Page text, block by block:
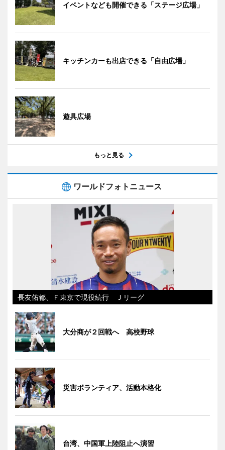
イベントなども開催できる「ステージ広場」
キッチンカーも出店できる「自由広場」
遊具広場
もっと見る
ワールドフォトニュース
長友佑都、Ｆ東京で現役続行 Ｊリーグ
大分商が２回戦へ 高校野球
災害ボランティア、活動本格化
台湾、中国軍上陸阻止へ演習